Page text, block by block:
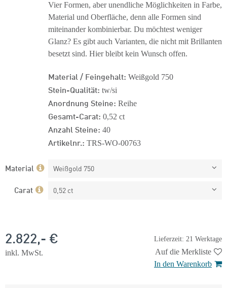
Vier Formen, aber unendliche Möglichkeiten in Farbe,
Material und Oberfläche, denn alle Formen sind
miteinander kombinierbar. Du möchtest weniger
Glanz? Es gibt auch Varianten, die nicht mit Brillanten
besetzt sind. Hier bleibt kein Wunsch offen.
Material / Feingehalt: Weißgold 750
Stein-Qualität: tw/si
Anordnung Steine: Reihe
Gesamt-Carat: 0,52 ct
Anzahl Steine: 40
Artikelnr.: TRS-WO-00763
Material Weißgold 750
Carat 0,52 ct
Lieferzeit: 21 Werktage
2.822,- €
inkl. MwSt.
Auf die Merkliste
In den Warenkorb